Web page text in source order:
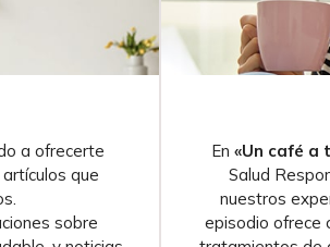
a ofrecerte
que
sobre
En «Un café a
Salud
nuestros
episodio ofrece